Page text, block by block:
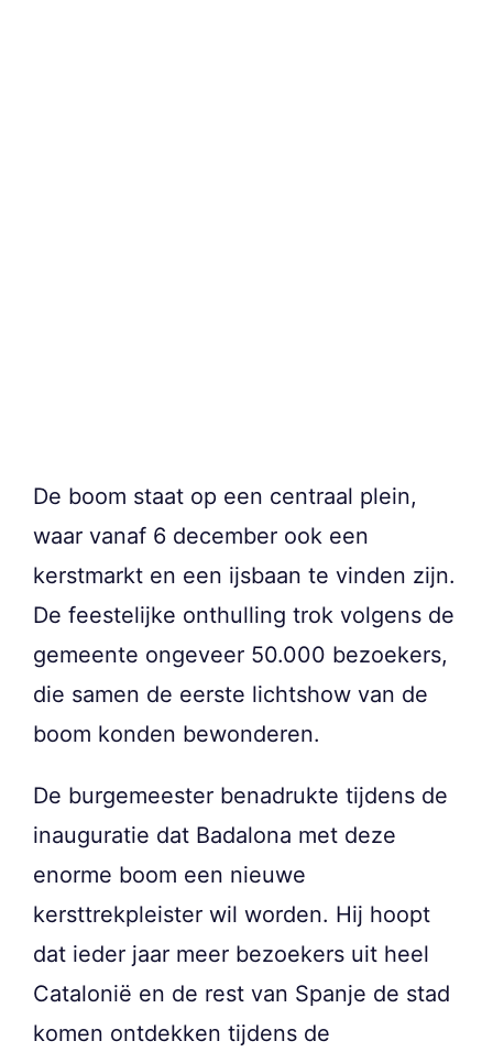
De boom staat op een centraal plein,
waar vanaf 6 december ook een
kerstmarkt en een ijsbaan te vinden zijn.
De feestelijke onthulling trok volgens de
gemeente ongeveer 50.000 bezoekers,
die samen de eerste lichtshow van de
boom konden bewonderen.
De burgemeester benadrukte tijdens de
inauguratie dat Badalona met deze
enorme boom een nieuwe
kersttrekpleister wil worden. Hij hoopt
dat ieder jaar meer bezoekers uit heel
Catalonië en de rest van Spanje de stad
komen ontdekken tijdens de